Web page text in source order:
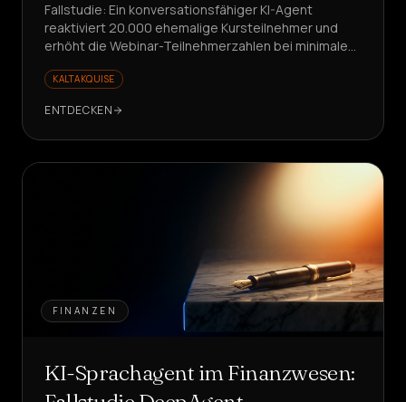
Fallstudie: Ein konversationsfähiger KI-Agent
reaktiviert 20.000 ehemalige Kursteilnehmer und
erhöht die Webinar-Teilnehmerzahlen bei minimalen
stressfrei skalieren?
KALTAKQUISE
ENTDECKEN
FINANZEN
KI-Sprachagent im Finanzwesen: